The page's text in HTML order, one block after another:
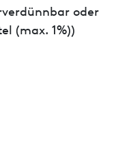
oder
(max. 1%))